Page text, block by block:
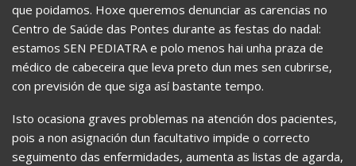
que poidamos. Hoxe queremos denunciar as carencias no
Centro de Saúde das Pontes durante as festas do nadal:
estamos SEN PEDIATRA e polo menos hai unha praza de
médico de cabeceira que leva preto dun mes sen cubrirse,
con previsión de que siga así bastante tempo.
Isto ocasiona graves problemas na atención dos pacientes,
pois a non asignación dun facultativo impide o correcto
seguimento das enfermidades, aumenta as listas de agarda,